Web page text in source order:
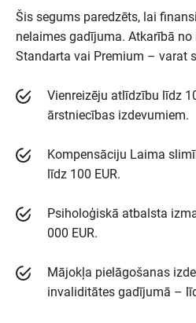
Šis segums paredzēts, lai
nelaimes gadījuma. Atkarībā
Standarta vai Premium – varat
Vienreizēju atlīdzību līdz
ārstniecības izdevumiem.
Kompensāciju Laima
līdz 100 EUR.
Psiholoģiskā atbalsta
000 EUR.
Mājokļa pielāgošanas
invaliditātes gadījumā –